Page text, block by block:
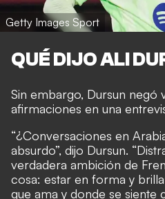
Getty Images Sport
QUÉ DIJO ALI
Sin embargo, Dursun negó
afirmaciones en una
“¿Conversaciones en
absurdo”, dijo Dursun.
verdadera ambición de
cosa: estar en forma y
que ama y donde se siente